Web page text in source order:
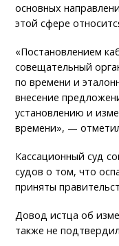
основных
этой сфере
«Постановлением
совещательный
по времени и
внесение
установлению и
времени», —
Кассационный суд
судов о том, что
приняты
Довод истца об
также не